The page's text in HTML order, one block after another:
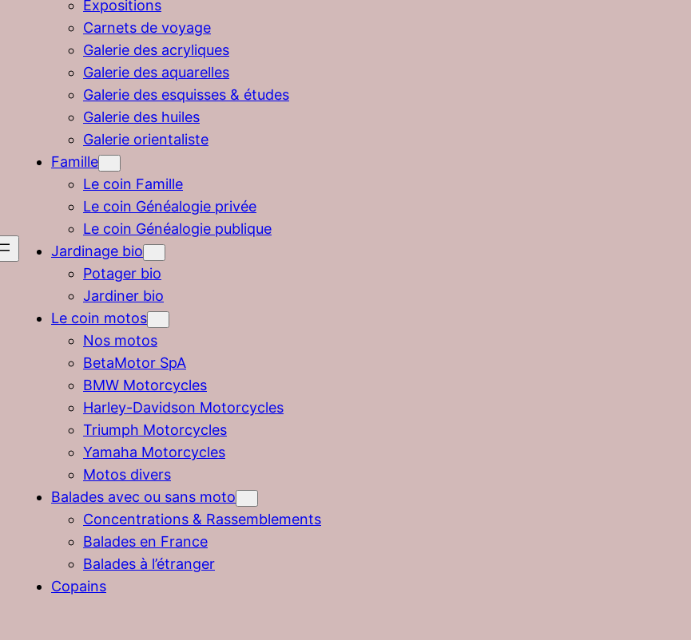
Expositions
Carnets de voyage
Galerie des acryliques
Galerie des aquarelles
Galerie des esquisses & études
Galerie des huiles
Galerie orientaliste
Famille
Le coin Famille
Le coin Généalogie privée
Le coin Généalogie publique
Jardinage bio
Potager bio
Jardiner bio
Le coin motos
Nos motos
BetaMotor SpA
BMW Motorcycles
Harley-Davidson Motorcycles
Triumph Motorcycles
Yamaha Motorcycles
Motos divers
Balades avec ou sans moto
Concentrations & Rassemblements
Balades en France
Balades à l’étranger
Copains